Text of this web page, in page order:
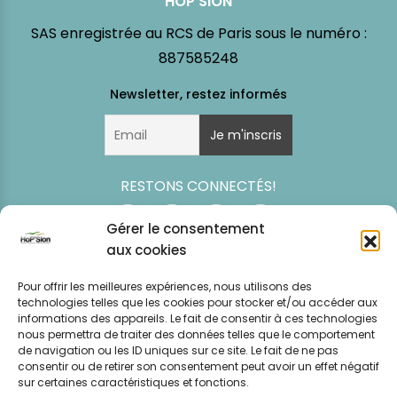
Gérer le consentement
aux cookies
Pour offrir les meilleures expériences, nous utilisons des
technologies telles que les cookies pour stocker et/ou accéder aux
informations des appareils. Le fait de consentir à ces technologies
nous permettra de traiter des données telles que le comportement
de navigation ou les ID uniques sur ce site. Le fait de ne pas
consentir ou de retirer son consentement peut avoir un effet négatif
sur certaines caractéristiques et fonctions.
SAS enregistrée au RCS de Paris sous le numéro :
887585248
RESTONS CONNECTÉS!
Simulation
tarifaire
Event
News
Mentions légales
CGV – CGU
Politique de